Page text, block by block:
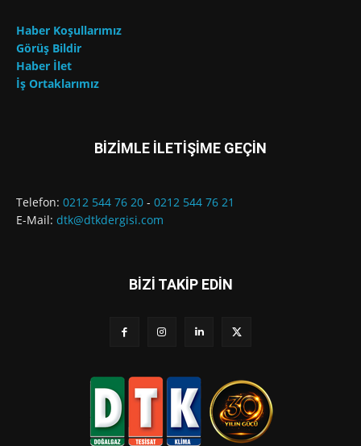
Haber Koşullarımız
Görüş Bildir
Haber İlet
İş Ortaklarımız
BİZİMLE İLETİŞİME GEÇİN
Telefon: 0212 544 76 20 - 0212 544 76 21
E-Mail: dtk@dtkdergisi.com
BİZİ TAKİP EDİN